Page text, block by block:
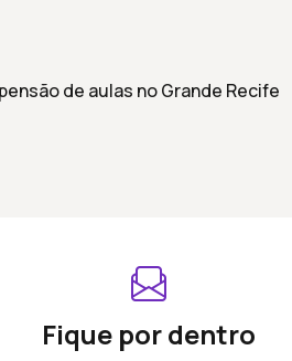
de aulas no Grande Recife
Fique por dentro